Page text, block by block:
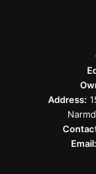
Address:
Email: